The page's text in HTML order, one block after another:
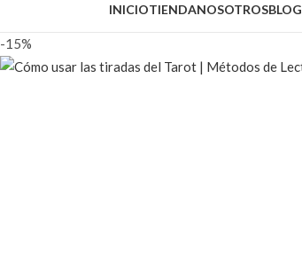
INICIOTIENDANOSOTROSBLOG
-15%